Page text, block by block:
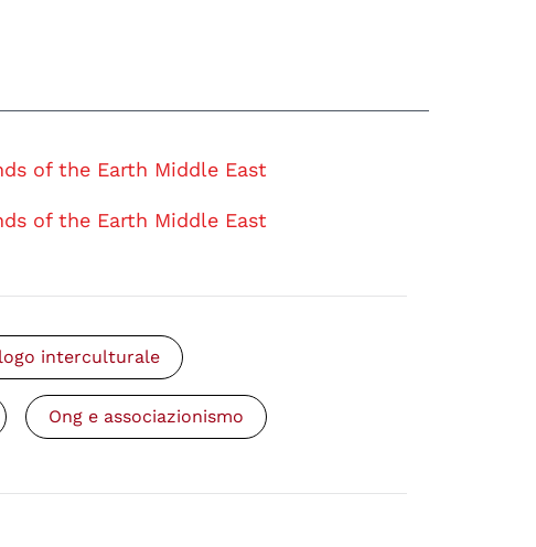
of the Earth Middle East
of the Earth Middle East
interculturale
Ong e associazionismo